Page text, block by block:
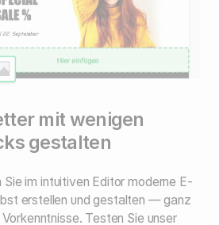
mit wenigen
gestalten
Sie im intuitiven Editor moderne E-
erstellen und gestalten — ganz
Testen Sie unser